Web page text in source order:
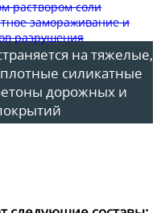
на тяжелые,
силикатные
дорожных и